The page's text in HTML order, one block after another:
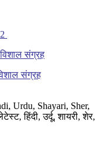
विशाल संग्रह
संग्रह
Urdu, Shayari, Sher,
हिंदी, उर्दू, शायरी, शेर,